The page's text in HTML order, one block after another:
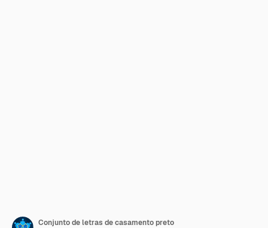
Conjunto de letras de casamento preto